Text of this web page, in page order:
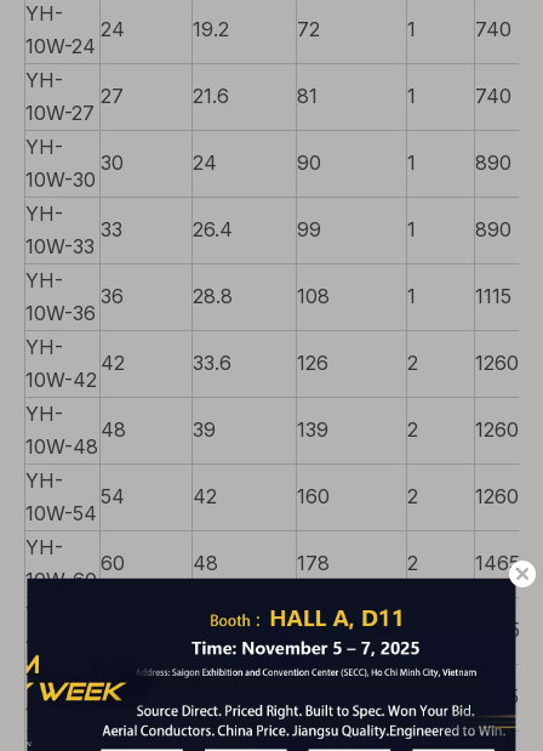
YH-
10W-24
24 19.2 72 1 740
YH-
10W-27
27 21.6 81 1 740
YH-
10W-30
30 24 90 1 890
YH-
10W-33
33 26.4 99 1 890
YH-
10W-36
36 28.8 108 1 1115
YH-
10W-42
42 33.6 126 2 1260
YH-
10W-48
48 39 139 2 1260
YH-
10W-54
54 42 160 2 1260
YH-
10W-60
60 48 178 2 1465
YH-
10W-66
52.8 196 1465
YH-
10W-72
72 2255